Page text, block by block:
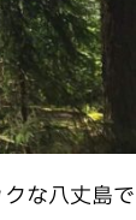
な八丈島で